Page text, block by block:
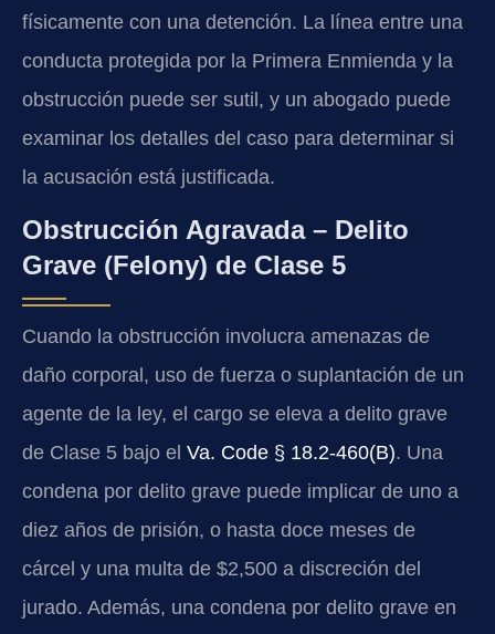
físicamente con una detención. La línea entre una
conducta protegida por la Primera Enmienda y la
obstrucción puede ser sutil, y un abogado puede
examinar los detalles del caso para determinar si
la acusación está justificada.
Obstrucción Agravada – Delito
Grave (Felony) de Clase 5
Cuando la obstrucción involucra amenazas de
daño corporal, uso de fuerza o suplantación de un
agente de la ley, el cargo se eleva a delito grave
de Clase 5 bajo el Va. Code § 18.2-460(B). Una
condena por delito grave puede implicar de uno a
diez años de prisión, o hasta doce meses de
cárcel y una multa de $2,500 a discreción del
jurado. Además, una condena por delito grave en